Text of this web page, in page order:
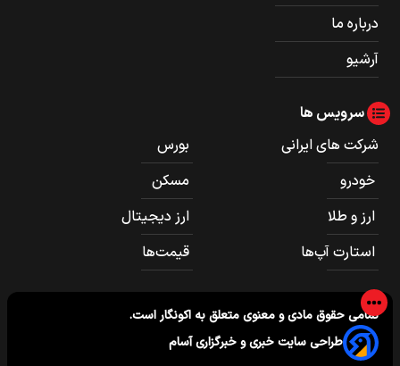
درباره ما
آرشیو
سرویس ها
شرکت های ایرانی
بورس
خودرو
مسکن
ارز و طلا
ارز دیجیتال
استارت آپ‌ها
قیمت‌ها
تمامی حقوق مادی و معنوی متعلق به اکونگاراست.
طراحی سایت خبری و خبرگزاری آسام